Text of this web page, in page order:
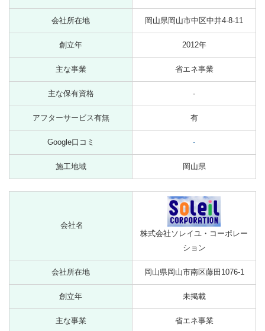
会社所在地 岡山県岡山市中区中井4-8-11
創立年 2012年
主な事業 省エネ事業
主な保有資格 -
アフターサービス有無 有
Google口コミ -
施工地域 岡山県
会社名
株式会社ソレイユ・コーポレー
ション
会社所在地 岡山県岡山市南区藤田1076-1
創立年 未掲載
主な事業 省エネ事業